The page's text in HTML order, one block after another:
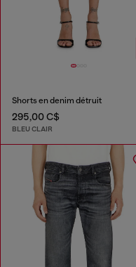
Shorts en denim détruit
295,00 C$
BLEU CLAIR